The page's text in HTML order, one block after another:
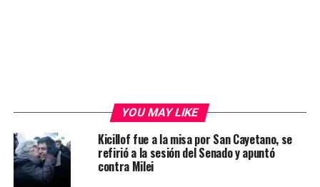
YOU MAY LIKE
Kicillof fue a la misa por San Cayetano, se
refirió a la sesión del Senado y apuntó
contra Milei